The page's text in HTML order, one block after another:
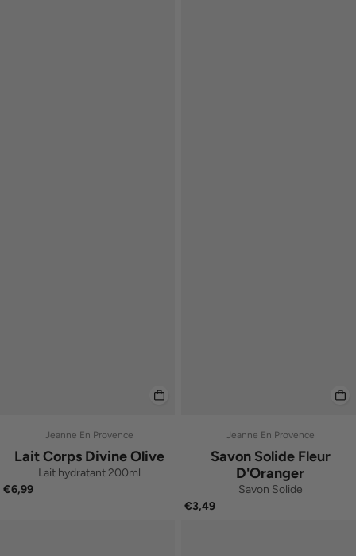
Jeanne En Provence
Lait Corps Divine Olive
Lait hydratant 200ml
€6,99
Jeanne En Provence
Savon Solide Fleur
D'Oranger
Savon Solide
€3,49